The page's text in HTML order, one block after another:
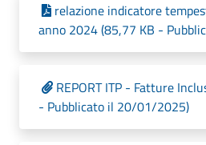
relazione indicatore
anno 2024 (85,77 KB -
REPORT ITP - Fatture
- Pubblicato il 20/01/2025)